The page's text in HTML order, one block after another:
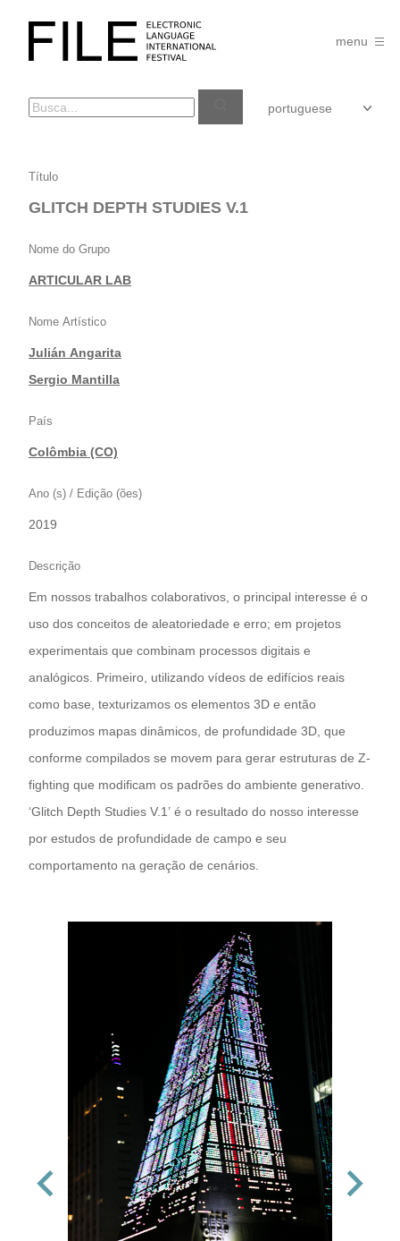
FILE
FESTIVAL
menu
GLITCH
DEPTH
V.1
Título
GLITCH DEPTH STUDIES V.1
Nome do Grupo
ARTICULAR LAB
Nome Artístico
Julián Angarita
|Sergio Mantilla
País
Colômbia (CO)
Ano (s) / Edição (ões)
2019
Descrição
Em nossos trabalhos colaborativos, o principal interesse é o
uso dos conceitos de aleatoriedade e erro; em projetos
experimentais que combinam processos digitais e
analógicos. Primeiro, utilizando vídeos de edifícios reais
como base, texturizamos os elementos 3D e então
produzimos mapas dinâmicos, de profundidade 3D, que
conforme compilados se movem para gerar estruturas de Z-
fighting que modificam os padrões do ambiente generativo.
‘Glitch Depth Studies V.1’ é o resultado do nosso interesse
por estudos de profundidade de campo e seu
comportamento na geração de cenários.